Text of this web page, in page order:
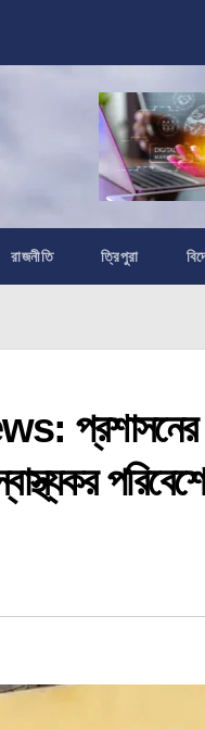
রাজনীতি ত্রিপুরা